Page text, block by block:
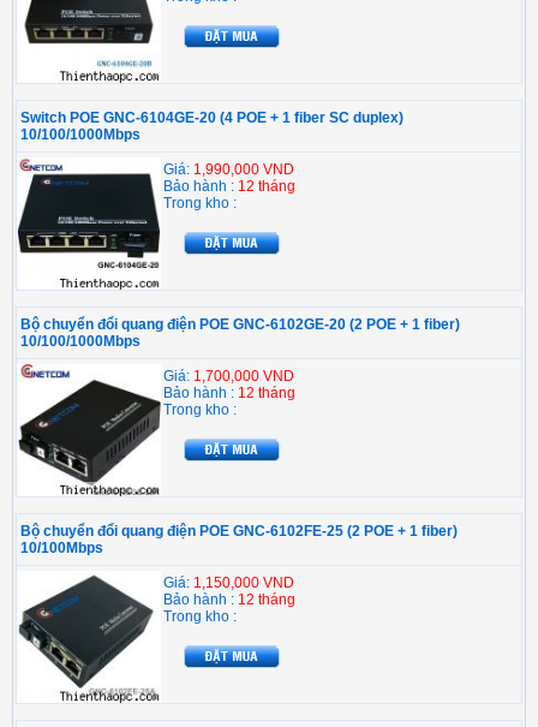
Switch POE GNC-6104GE-20 (4 POE + 1 fiber SC duplex)
10/100/1000Mbps
Giá: 1,990,000 VND
Bảo hành : 12 tháng
Trong kho :
Bộ chuyển đổi quang điện POE GNC-6102GE-20 (2 POE + 1 fiber)
10/100/1000Mbps
Giá: 1,700,000 VND
Bảo hành : 12 tháng
Trong kho :
Bộ chuyển đổi quang điện POE GNC-6102FE-25 (2 POE + 1 fiber)
10/100Mbps
Giá: 1,150,000 VND
Bảo hành : 12 tháng
Trong kho :